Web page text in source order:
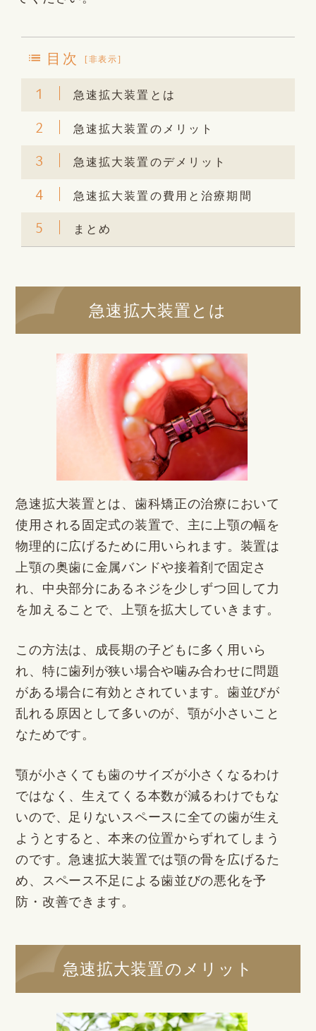
目次 [非表示]
1 急速拡大装置とは
2 急速拡大装置のメリット
3 急速拡大装置のデメリット
4 急速拡大装置の費用と治療期間
5 まとめ
急速拡大装置とは
急速拡大装置とは、歯科矯正の治療において
使用される固定式の装置で、主に上顎の幅を
物理的に広げるために用いられます。装置は
上顎の奥歯に金属バンドや接着剤で固定さ
れ、中央部分にあるネジを少しずつ回して力
を加えることで、上顎を拡大していきます。
この方法は、成長期の子どもに多く用いら
れ、特に歯列が狭い場合や噛み合わせに問題
がある場合に有効とされています。歯並びが
乱れる原因として多いのが、顎が小さいこと
なためです。
顎が小さくても歯のサイズが小さくなるわけ
ではなく、生えてくる本数が減るわけでもな
いので、足りないスペースに全ての歯が生え
ようとすると、本来の位置からずれてしまう
のです。急速拡大装置では顎の骨を広げるた
め、スペース不足による歯並びの悪化を予
防・改善できます。
急速拡大装置のメリット